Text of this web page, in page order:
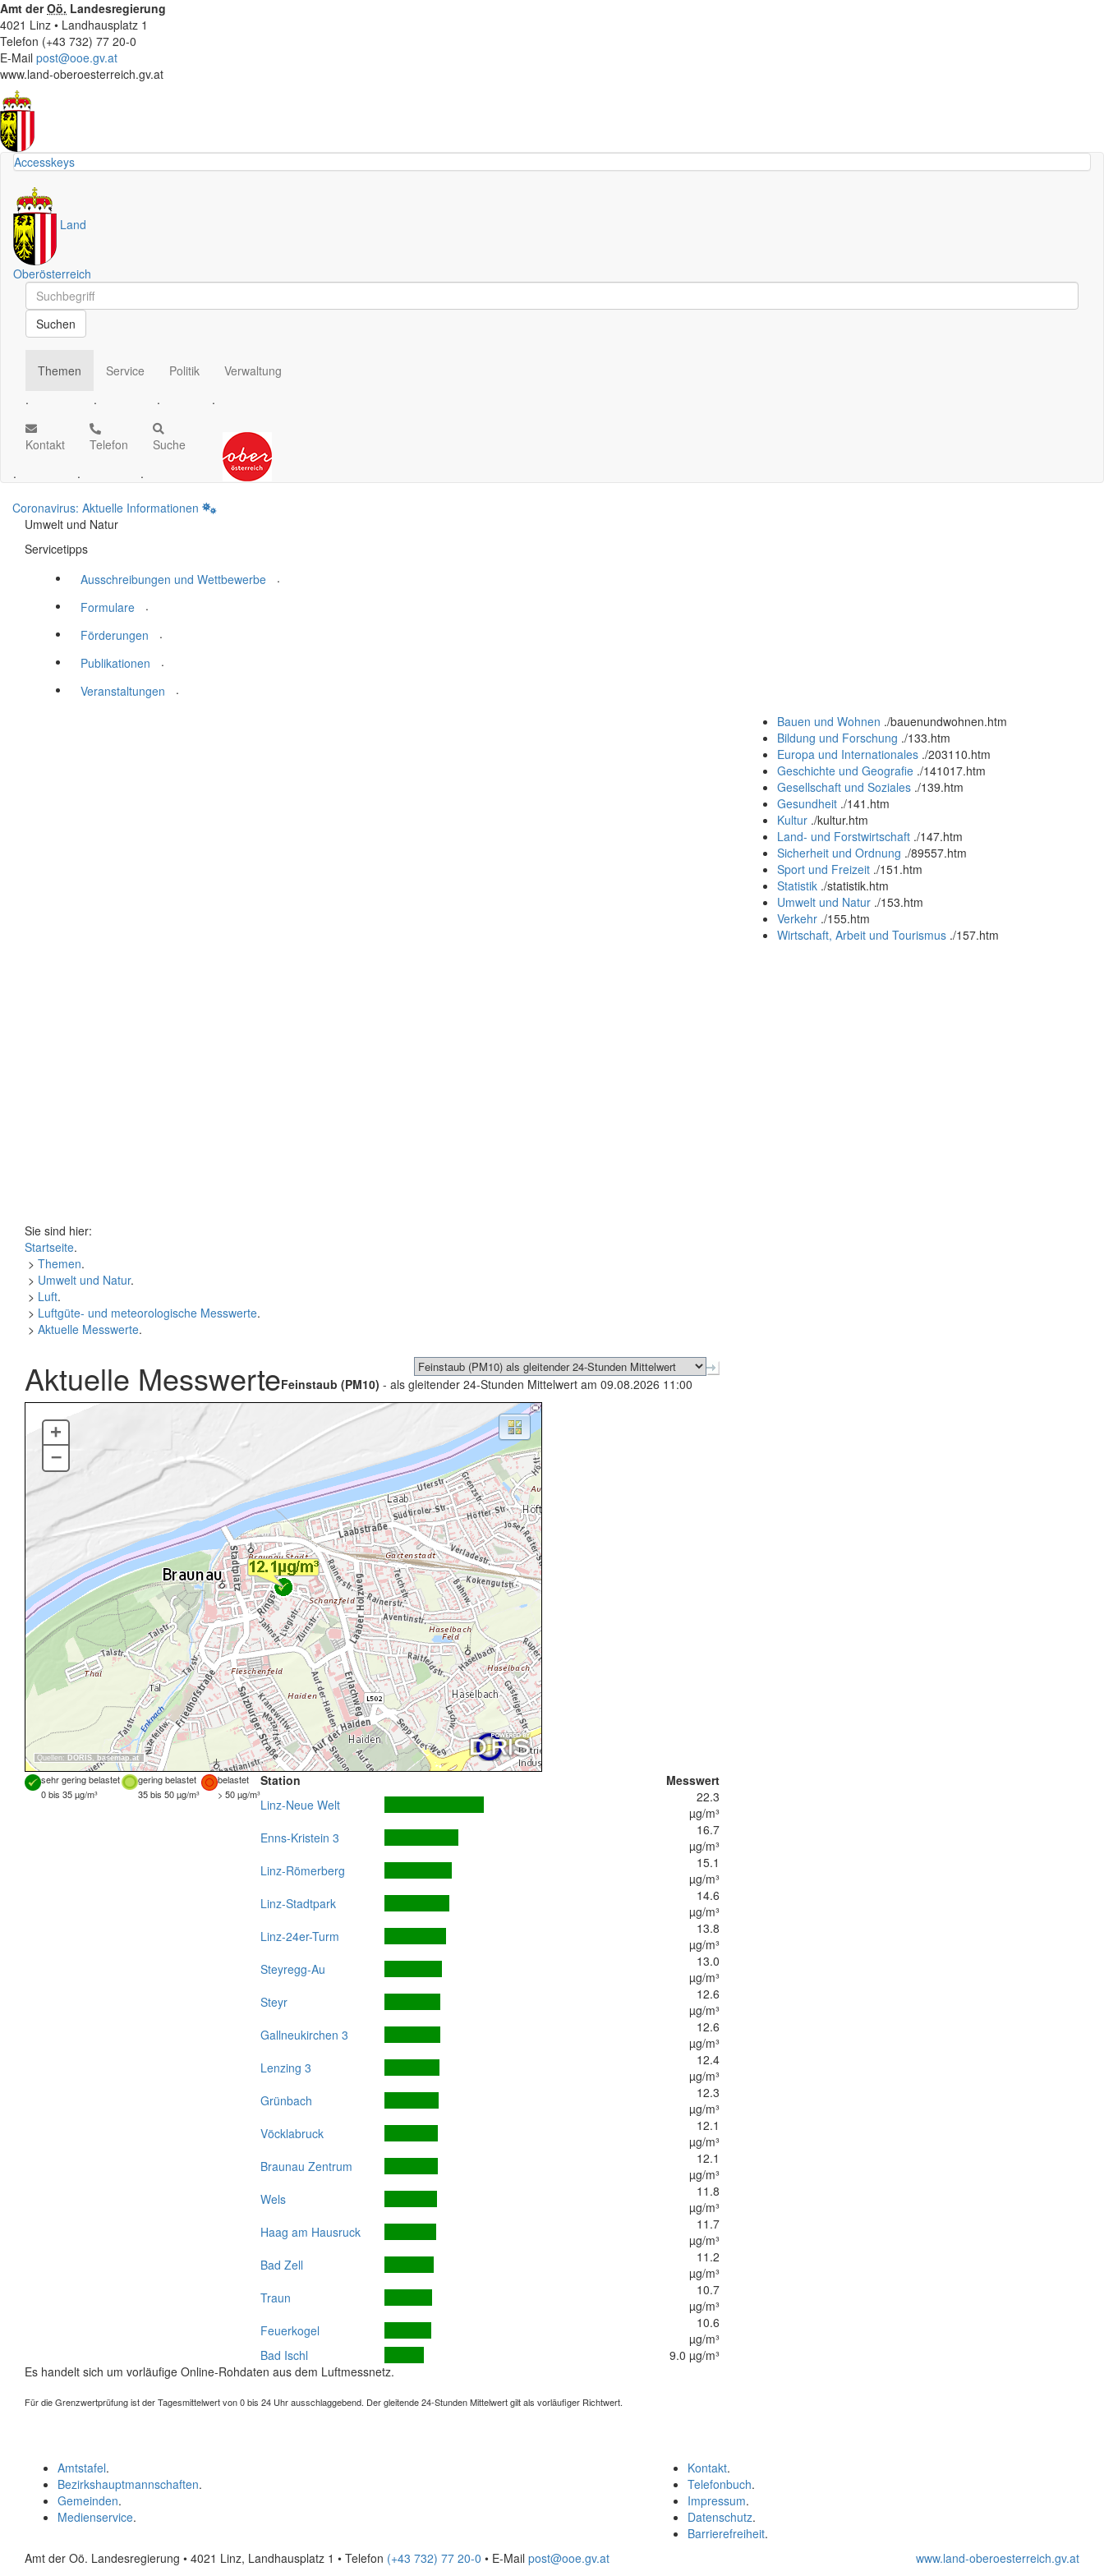
Amt derOö. Landesregierung
4021 Linz • Landhausplatz 1
Telefon (+43 732) 77 20-0
E-Mail post@ooe.gv.at
www.land-oberoesterreich.gv.at
Accesskeys
Land
Oberösterreich
Schnellsuche
Schnellsuche
Suchen
Themen
.
Service
.
Politik
.
Verwaltung
.
Kontakt
.
Telefon
.
Suche
.
Coronavirus: Aktuelle Informationen
Umwelt und Natur
Servicetipps
Ausschreibungen und Wettbewerbe
.
Formulare
.
Förderungen
.
Publikationen
.
Veranstaltungen
.
Bauen und Wohnen ./bauenundwohnen.htm
Bildung und Forschung ./133.htm
Europa und Internationales ./203110.htm
Geschichte und Geografie ./141017.htm
Gesellschaft und Soziales ./139.htm
Gesundheit ./141.htm
Kultur ./kultur.htm
Land- und Forstwirtschaft ./147.htm
Sicherheit und Ordnung ./89557.htm
Sport und Freizeit ./151.htm
Statistik ./statistik.htm
Umwelt und Natur ./153.htm
Verkehr ./155.htm
Wirtschaft, Arbeit und Tourismus ./157.htm
Sie sind hier:
Startseite.
> Themen.
> Umwelt und Natur.
> Luft.
> Luftgüte- und meteorologische Messwerte.
> Aktuelle Messwerte.
Aktuelle MesswerteFeinstaub (PM10) - als gleitender 24-Stunden Mittelwert am 09.08.2026 11:00
Quellen: DORIS, basemap.at
+
–
sehr gering belastet gering belastet
belastet
0 bis 35 µg/m³
35 bis 50 µg/m³ > 50 µg/m³
Station
Messwert
Linz-Neue Welt
22.3
µg/m³
Enns-Kristein 3
16.7
µg/m³
Linz-Römerberg
15.1
µg/m³
Linz-Stadtpark
14.6
µg/m³
Linz-24er-Turm
13.8
µg/m³
Steyregg-Au
13.0
µg/m³
Steyr
12.6
µg/m³
Gallneukirchen 3
12.6
µg/m³
Lenzing 3
12.4
µg/m³
Grünbach
12.3
µg/m³
Vöcklabruck
12.1
µg/m³
Braunau Zentrum
12.1
µg/m³
Wels
11.8
µg/m³
Haag am Hausruck
11.7
µg/m³
Bad Zell
11.2
µg/m³
Traun
10.7
µg/m³
Feuerkogel
10.6
µg/m³
Bad Ischl
9.0 µg/m³
Es handelt sich um vorläufige Online-Rohdaten aus dem Luftmessnetz.
Für die Grenzwertprüfung ist der Tagesmittelwert von 0 bis 24 Uhr ausschlaggebend. Der gleitende 24-Stunden Mittelwert gilt als vorläufiger Richtwert.
Kontakt.
Telefonbuch.
Impressum.
Datenschutz.
Barrierefreiheit.
Amtstafel.
Bezirkshauptmannschaften.
Gemeinden.
Medienservice.
Amt der Oö. Landesregierung • 4021 Linz, Landhausplatz 1 • Telefon (+43 732) 77 20-0 • E-Mail post@ooe.gv.at www.land-oberoesterreich.gv.at